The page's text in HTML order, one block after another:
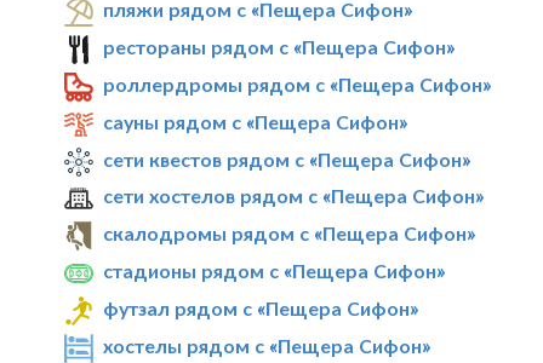
пляжи рядом с «Пещера Сифон»
рестораны рядом с «Пещера Сифон»
роллердромы рядом с «Пещера Сифон»
сауны рядом с «Пещера Сифон»
сети квестов рядом с «Пещера Сифон»
сети хостелов рядом с «Пещера Сифон»
скалодромы рядом с «Пещера Сифон»
стадионы рядом с «Пещера Сифон»
футзал рядом с «Пещера Сифон»
хостелы рядом с «Пещера Сифон»